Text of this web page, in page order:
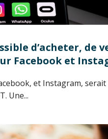
d’acheter, de
Facebook et
et Instagram,
Une...